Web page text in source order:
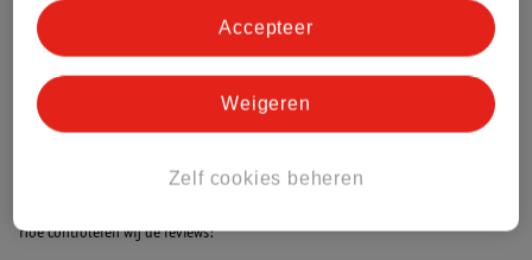
Bestel & Bezorginformatie
Bekijk ook
Alle Actieve uitjes
Hoe controleren wij de reviews?
Zelf cookies beheren
Weigeren
Accepteer